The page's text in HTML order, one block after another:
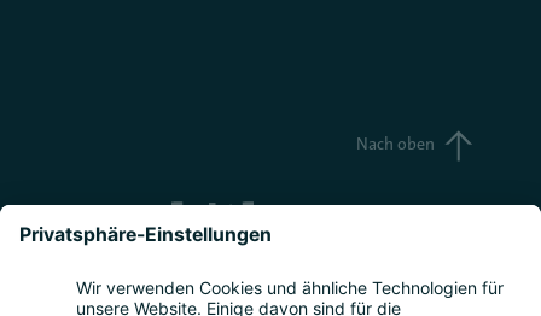
Nach oben